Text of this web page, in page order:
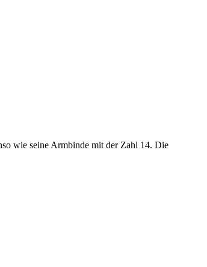
wie seine Armbinde mit der Zahl 14. Die